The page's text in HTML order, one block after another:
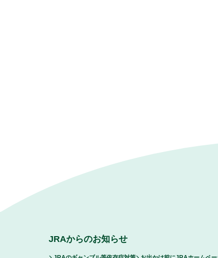
JRAからのお知らせ